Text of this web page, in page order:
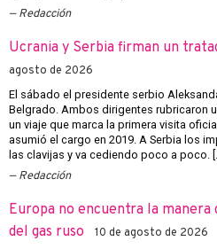
Redacción
Ucrania y Serbia firman un
agosto de 2026
El sábado el presidente serbio
Belgrado. Ambos dirigentes rubricaron
un viaje que marca la primera visita
asumió el cargo en 2019. A Serbia los
las clavijas y va cediendo poco a poco.
Redacción
Europa no encuentra la
del gas ruso
10 de agosto de 2026